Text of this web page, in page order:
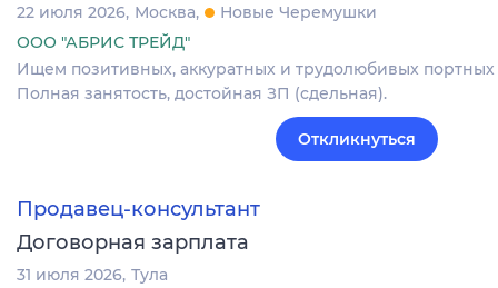
22 июля 2026 Москва
Новые Черемушки
ООО "АБРИС ТРЕЙД"
Ищем позитивных, аккуратных и трудолюбивых
Полная занятость, достойная ЗП (сдельная).
Откликнуться
Продавец-консультант
Договорная зарплата
31 июля 2026 Тула